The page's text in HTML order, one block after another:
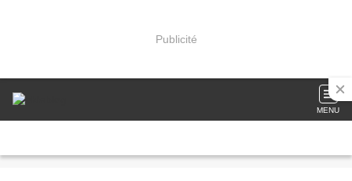
Publicité
MENU